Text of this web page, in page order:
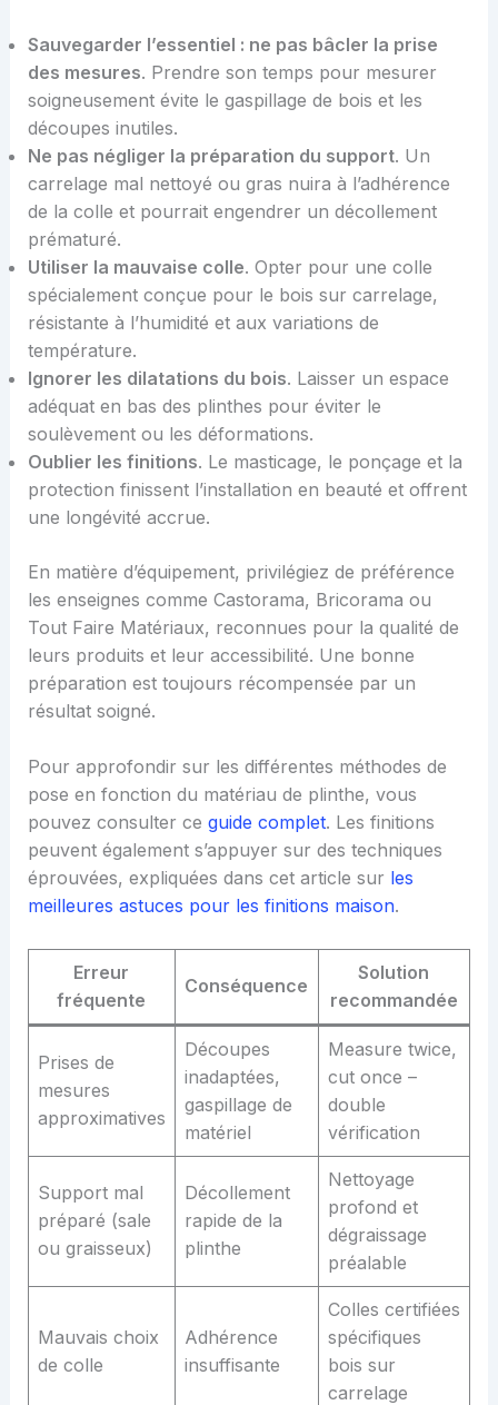
Sauvegarder l’essentiel : ne pas bâcler la prise
des mesures. Prendre son temps pour mesurer
soigneusement évite le gaspillage de bois et les
découpes inutiles.
Ne pas négliger la préparation du support. Un
carrelage mal nettoyé ou gras nuira à l’adhérence
de la colle et pourrait engendrer un décollement
prématuré.
Utiliser la mauvaise colle. Opter pour une colle
spécialement conçue pour le bois sur carrelage,
résistante à l’humidité et aux variations de
température.
Ignorer les dilatations du bois. Laisser un espace
adéquat en bas des plinthes pour éviter le
soulèvement ou les déformations.
Oublier les finitions. Le masticage, le ponçage et la
protection finissent l’installation en beauté et offrent
une longévité accrue.
En matière d’équipement, privilégiez de préférence
les enseignes comme Castorama, Bricorama ou
Tout Faire Matériaux, reconnues pour la qualité de
leurs produits et leur accessibilité. Une bonne
préparation est toujours récompensée par un
résultat soigné.
Pour approfondir sur les différentes méthodes de
pose en fonction du matériau de plinthe, vous
pouvez consulter ce guide complet. Les finitions
peuvent également s’appuyer sur des techniques
éprouvées, expliquées dans cet article sur les
meilleures astuces pour les finitions maison.
Erreur
fréquente
Conséquence
Solution
recommandée
Prises de
mesures
approximatives
Découpes
inadaptées,
gaspillage de
matériel
Measure twice,
cut once –
double
vérification
Support mal
préparé (sale
ou graisseux)
Décollement
rapide de la
plinthe
Nettoyage
profond et
dégraissage
préalable
Mauvais choix
de colle
Adhérence
insuffisante
Colles certifiées
spécifiques
bois sur
carrelage